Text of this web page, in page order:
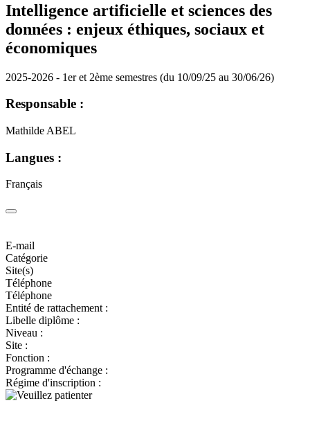
Intelligence artificielle et sciences des
données : enjeux éthiques, sociaux et
économiques
2025-2026 - 1er et 2ème semestres (du 10/09/25 au 30/06/26)
Responsable :
Mathilde ABEL
Langues :
Français
E-mail
Catégorie
Site(s)
Téléphone
Téléphone
Entité de rattachement :
Libelle diplôme :
Niveau :
Site :
Fonction :
Programme d'échange :
Régime d'inscription :